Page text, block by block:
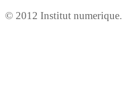
© 2012 Institut numerique.